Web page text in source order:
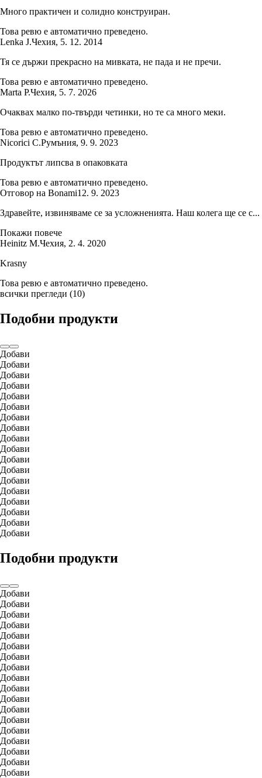
Много практичен и солидно конструиран.
Това ревю е автоматично преведено.
Lenka J.Чехия, 5. 12. 2014
Тя се държи прекрасно на мивката, не пада и не пречи.
Това ревю е автоматично преведено.
Marta P.Чехия, 5. 7. 2026
Очаквах малко по-твърди четинки, но те са много меки.
Това ревю е автоматично преведено.
Nicorici C.Румъния, 9. 9. 2023
Продуктът липсва в опаковката
Това ревю е автоматично преведено.
Отговор на Bonami12. 9. 2023
Здравейте, извиняваме се за усложненията. Наш колега ще се с...
Покажи повече
Heinitz M.Чехия, 2. 4. 2020
Krasny
Това ревю е автоматично преведено.
всички прегледи (10)
Подобни продукти
Добави
Добави
Добави
Добави
Добави
Добави
Добави
Добави
Добави
Добави
Добави
Добави
Добави
Добави
Добави
Добави
Добави
Добави
Подобни продукти
Добави
Добави
Добави
Добави
Добави
Добави
Добави
Добави
Добави
Добави
Добави
Добави
Добави
Добави
Добави
Добави
Добави
Добави